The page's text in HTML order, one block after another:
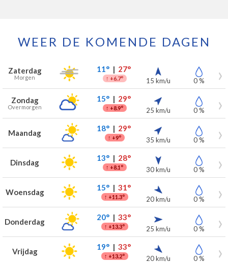
WEER DE KOMENDE DAGEN
Weersverwachting voor Samrée voor de komende 7 dagen
Dag Weer Temperaturen Wind Neerslag
Zaterdag
Morgen
11°| 27°
↑ +6.7° 15 km/u 0 %
Zondag
Overmorgen
15°| 29°
↑ +8.9° 25 km/u 0 %
Maandag 18°| 29°
↑ +9° 35 km/u 0 %
Dinsdag 13°| 28°
↑ +8.1° 30 km/u 0 %
Woensdag 15°| 31°
↑ +11.3° 20 km/u 0 %
Donderdag 20°| 33°
↑ +13.3° 25 km/u 0 %
Vrijdag 19°| 33°
↑ +13.2° 20 km/u 0 %